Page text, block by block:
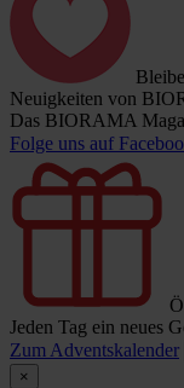
Neuigkeiten von
Das BIORAMA
Folge uns auf
Jeden Tag ein neues
Zum Adventskalender
×